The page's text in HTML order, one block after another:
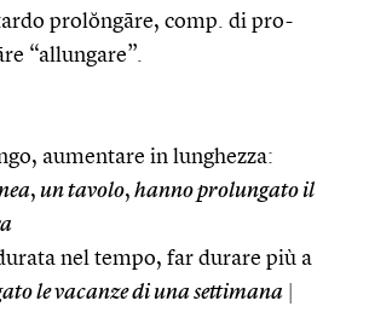
prolŏngāre, comp. di pro-
“allungare”.
aumentare in lunghezza:
, un tavolo, hanno prolungato il
nel tempo, far durare più a
le vacanze di una settimana